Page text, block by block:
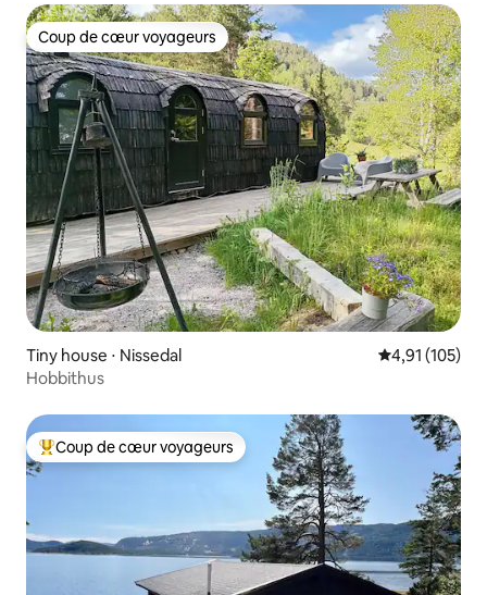
Coup de cœur voyageurs
Coup de cœur voyageurs
Tiny house ⋅ Nissedal Évaluation
4,91 (105)
Hobbithus
Coups de cœur voyageurs les plus appréciés
Coup de cœur voyageurs